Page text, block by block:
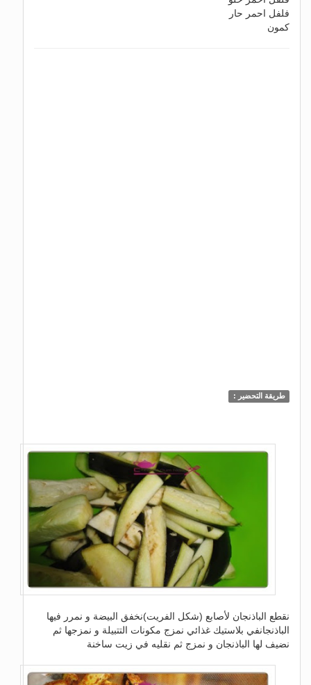
فلفل احمر حار
كمون
طريقة التحضير :
نقطع الباذنجان لأصابع (شكل الفريت)نخفق البيضة و نمرر فيها
الباذنجانفي بلاستيك غذائي نمزج مكونات التتبيلة و نمزجها ثم
نضيف لها الباذنجان و نمزج ثم نقليه في زيت ساخنة